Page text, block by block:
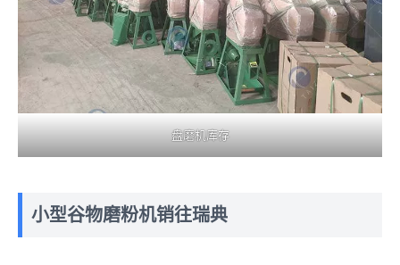
盘磨机库存
小型谷物磨粉机销往瑞典